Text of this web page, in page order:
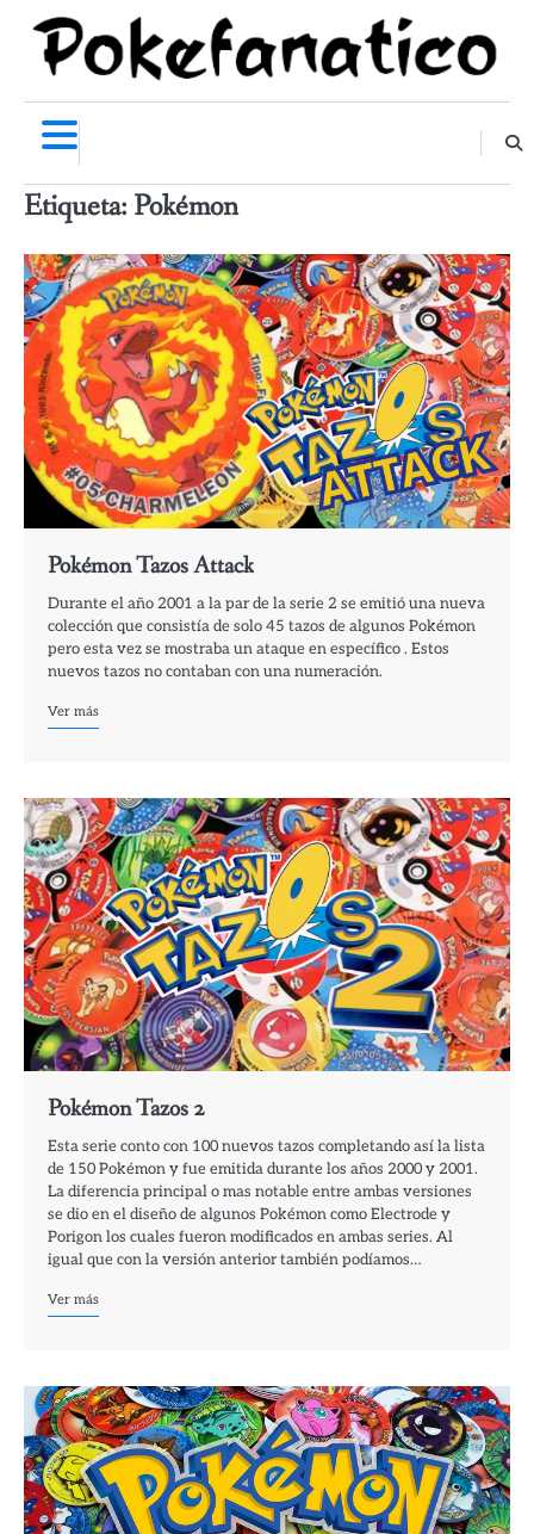
content
Etiqueta: Pokémon
Pokémon Tazos Attack
Durante el año 2001 a la par de la serie 2 se emitió una nueva
colección que consistía de solo 45 tazos de algunos Pokémon
pero esta vez se mostraba un ataque en específico . Estos
nuevos tazos no contaban con una numeración.
Ver más
Pokémon Tazos 2
Esta serie conto con 100 nuevos tazos completando así la lista
de 150 Pokémon y fue emitida durante los años 2000 y 2001.
La diferencia principal o mas notable entre ambas versiones
se dio en el diseño de algunos Pokémon como Electrode y
Porigon los cuales fueron modificados en ambas series. Al
igual que con la versión anterior también podíamos…
Ver más